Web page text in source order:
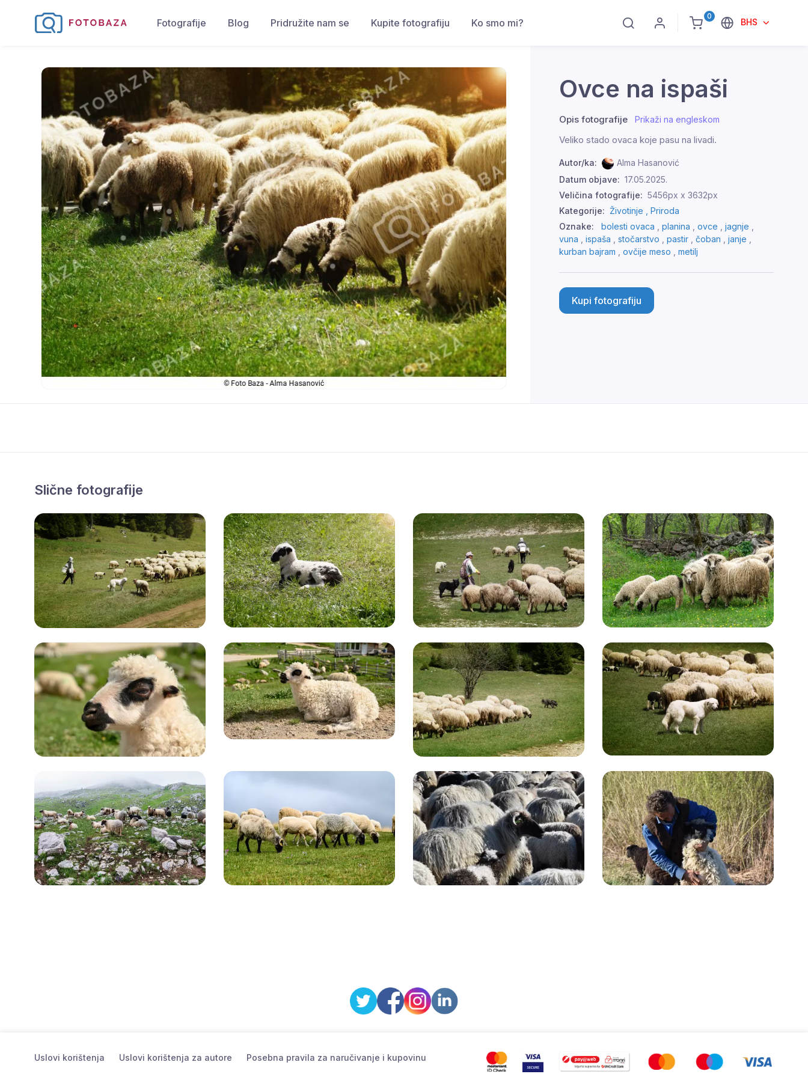
0
BHS
Fotografije Blog Pridružite nam se Kupite fotografiju Ko smo mi?
Ovce na ispaši
Opis fotografije Prikaži na engleskom
Veliko stado ovaca koje pasu na livadi.
Autor/ka:
Alma Hasanović
Datum objave: 17.05.2025.
Veličina fotografije: 5456px x 3632px
Kategorije: Životinje , Priroda
Oznake:
bolesti ovaca , planina , ovce , jagnje ,
vuna , ispaša , stočarstvo , pastir , čoban , janje ,
kurban bajram , ovčije meso , metilj
Kupi fotografiju
Slične fotografije
Uslovi korištenja Uslovi korištenja za autore Posebna pravila za naručivanje i kupovinu